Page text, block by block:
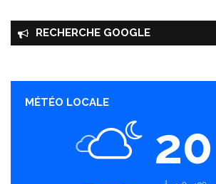
RECHERCHE GOOGLE
MÉTÉO LOCALE
20